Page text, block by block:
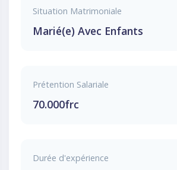
Situation Matrimoniale
Marié(e) Avec Enfants
Prétention Salariale
70.000frc
Durée d'expérience